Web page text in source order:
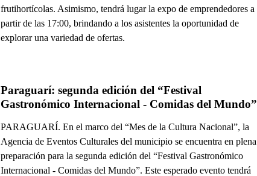
frutihortícolas. Asimismo, tendrá lugar la expo de emprendedores a
partir de las 17:00, brindando a los asistentes la oportunidad de
explorar una variedad de ofertas.
Paraguarí: segunda edición del “Festival
Gastronómico Internacional - Comidas del Mundo”
PARAGUARÍ. En el marco del “Mes de la Cultura Nacional”, la
Agencia de Eventos Culturales del municipio se encuentra en plena
preparación para la segunda edición del “Festival Gastronómico
Internacional - Comidas del Mundo”. Este esperado evento tendrá